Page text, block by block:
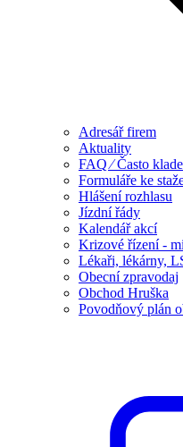
Adresář firem
Aktuality
FAQ ⁄ Často
Formuláře ke
Hlášení rozhlasu
Jízdní řády
Kalendář akcí
Krizové řízení -
Lékaři, lékárny,
Obecní zpravodaj
Obchod Hruška
Povodňový plán